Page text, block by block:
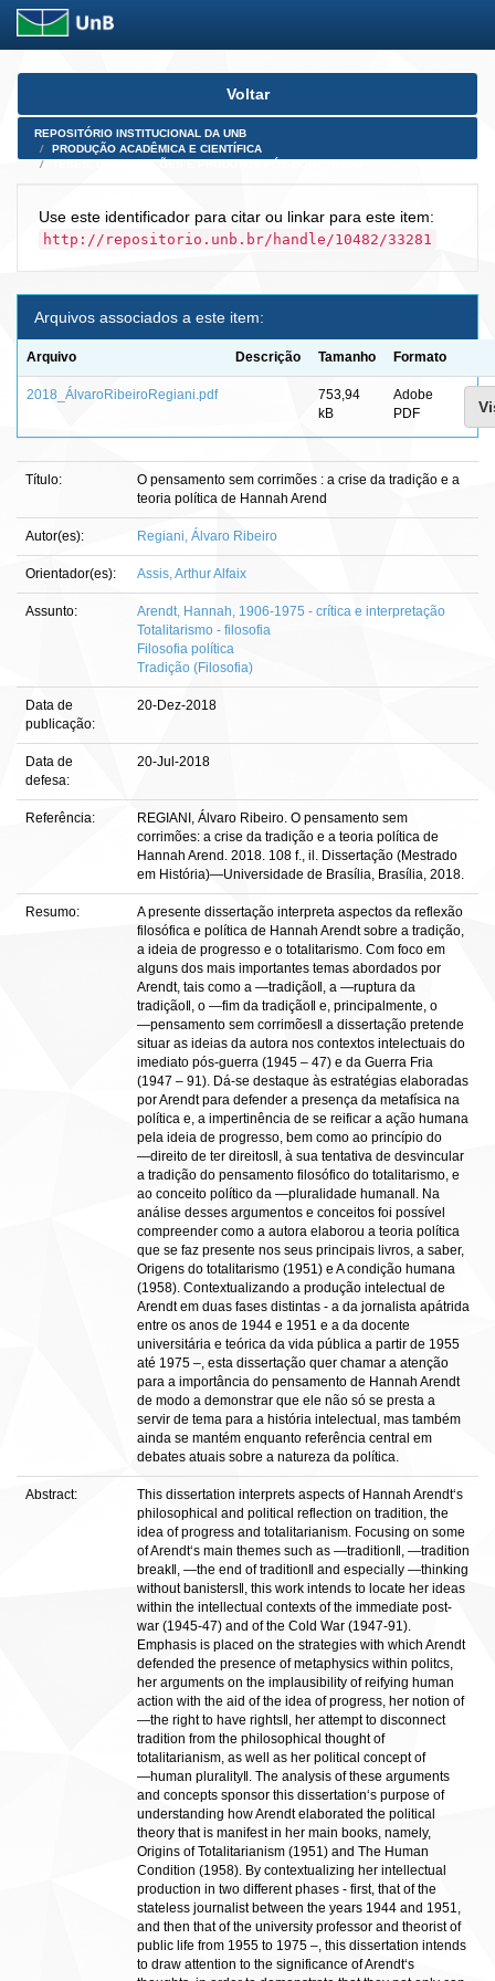
Skip
Voltar
REPOSITÓRIO INSTITUCIONAL DA UNB
PRODUÇÃO ACADÊMICA E CIENTÍFICA
Use este identificador para citar ou linkar para este item:
http://repositorio.unb.br/handle/10482/33281
Arquivos associados a este item:
Arquivo Descrição Tamanho Formato
2018_ÁlvaroRibeiroRegiani.pdf
753,94
kB
Adobe
PDF
Título:
O pensamento sem corrimões : a crise da tradição e a
teoria política de Hannah Arend
Autor(es): Regiani, Álvaro Ribeiro
Orientador(es): Assis, Arthur Alfaix
Assunto:
Arendt, Hannah, 1906-1975 - crítica e interpretação
Totalitarismo - filosofia
Filosofia política
Tradição (Filosofia)
Data de
publicação:
20-Dez-2018
Data de
defesa:
20-Jul-2018
Referência:
REGIANI, Álvaro Ribeiro. O pensamento sem
corrimões: a crise da tradição e a teoria política de
Hannah Arend. 2018. 108 f., il. Dissertação (Mestrado
em História)—Universidade de Brasília, Brasília, 2018.
Resumo:
A presente dissertação interpreta aspectos da reflexão
filosófica e política de Hannah Arendt sobre a tradição,
a ideia de progresso e o totalitarismo. Com foco em
alguns dos mais importantes temas abordados por
Arendt, tais como a ―tradição‖, a ―ruptura da
tradição‖, o ―fim da tradição‖ e, principalmente, o
―pensamento sem corrimões‖ a dissertação pretende
situar as ideias da autora nos contextos intelectuais do
imediato pós-guerra (1945 – 47) e da Guerra Fria
(1947 – 91). Dá-se destaque às estratégias elaboradas
por Arendt para defender a presença da metafísica na
política e, a impertinência de se reificar a ação humana
pela ideia de progresso, bem como ao princípio do
―direito de ter direitos‖, à sua tentativa de desvincular
a tradição do pensamento filosófico do totalitarismo, e
ao conceito político da ―pluralidade humana‖. Na
análise desses argumentos e conceitos foi possível
compreender como a autora elaborou a teoria política
que se faz presente nos seus principais livros, a saber,
Origens do totalitarismo (1951) e A condição humana
(1958). Contextualizando a produção intelectual de
Arendt em duas fases distintas - a da jornalista apátrida
entre os anos de 1944 e 1951 e a da docente
universitária e teórica da vida pública a partir de 1955
até 1975 –, esta dissertação quer chamar a atenção
para a importância do pensamento de Hannah Arendt
de modo a demonstrar que ele não só se presta a
servir de tema para a história intelectual, mas também
ainda se mantém enquanto referência central em
debates atuais sobre a natureza da política.
Abstract:
This dissertation interprets aspects of Hannah Arendt‘s
philosophical and political reflection on tradition, the
idea of progress and totalitarianism. Focusing on some
of Arendt‘s main themes such as ―tradition‖, ―tradition
break‖, ―the end of tradition‖ and especially ―thinking
without banisters‖, this work intends to locate her ideas
within the intellectual contexts of the immediate post-
war (1945-47) and of the Cold War (1947-91).
Emphasis is placed on the strategies with which Arendt
defended the presence of metaphysics within politcs,
her arguments on the implausibility of reifying human
action with the aid of the idea of progress, her notion of
―the right to have rights‖, her attempt to disconnect
tradition from the philosophical thought of
totalitarianism, as well as her political concept of
―human plurality‖. The analysis of these arguments
and concepts sponsor this dissertation‘s purpose of
understanding how Arendt elaborated the political
theory that is manifest in her main books, namely,
Origins of Totalitarianism (1951) and The Human
Condition (1958). By contextualizing her intellectual
production in two different phases - first, that of the
stateless journalist between the years 1944 and 1951,
and then that of the university professor and theorist of
public life from 1955 to 1975 –, this dissertation intends
to draw attention to the significance of Arendt‘s